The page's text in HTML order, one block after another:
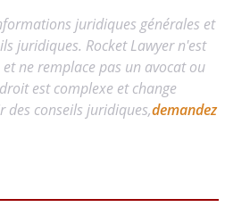
juridiques générales et
juridiques. Rocket Lawyer n'est
ne remplace pas un avocat ou
est complexe et change
des conseils juridiques,demandez